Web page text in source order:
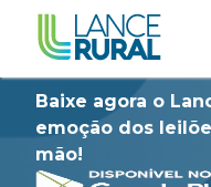
Baixe agora o
emoção dos
mão!